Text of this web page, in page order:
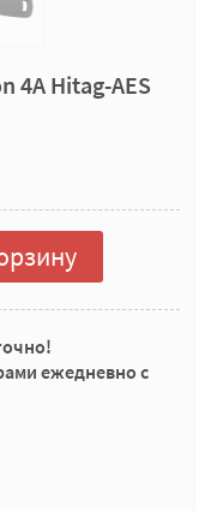
4A Hitag-AES
ежедневно с